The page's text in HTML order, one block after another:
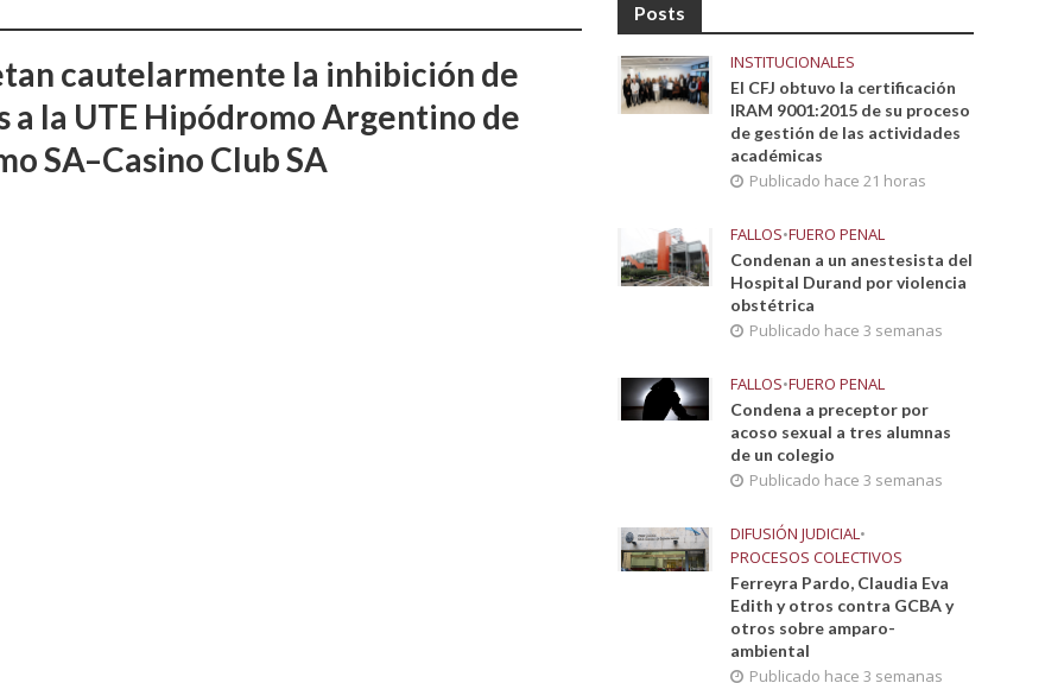
cautelarmente la inhibición de
a la UTE Hipódromo Argentino de
SA–Casino Club SA
Posts
INSTITUCIONALES
El CFJ obtuvo la certificación
IRAM 9001:2015 de su proceso
de gestión de las actividades
académicas
Publicado hace 21 horas
FALLOS•FUERO PENAL
Condenan a un anestesista del
Hospital Durand por violencia
obstétrica
Publicado hace 3 semanas
FALLOS•FUERO PENAL
Condena a preceptor por
acoso sexual a tres alumnas
de un colegio
Publicado hace 3 semanas
DIFUSIÓN JUDICIAL•
PROCESOS COLECTIVOS
Ferreyra Pardo, Claudia Eva
Edith y otros contra GCBA y
otros sobre amparo-
ambiental
Publicado hace 3 semanas